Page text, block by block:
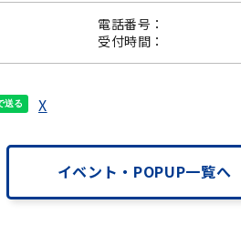
電話番号：
受付時間：
X
イベント・POPUP一覧へ